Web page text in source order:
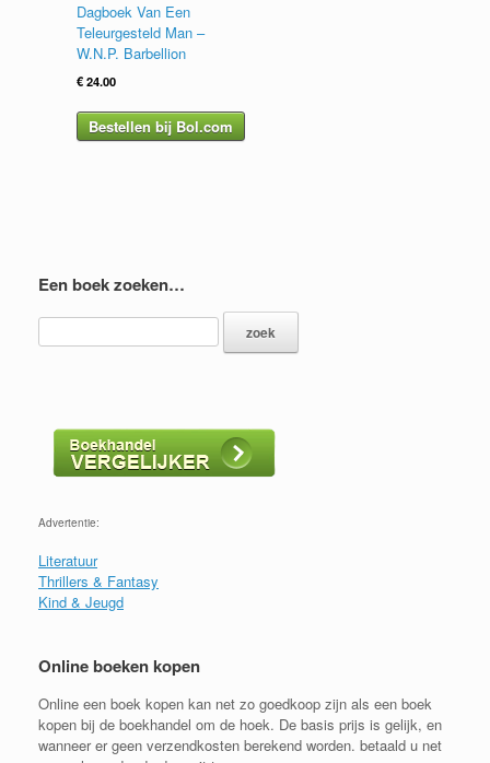
Dagboek Van Een
Teleurgesteld Man –
W.N.P. Barbellion
€24.00
Bestellen bij Bol.com
Een boek zoeken…
Advertentie:
Literatuur
Thrillers & Fantasy
Kind & Jeugd
Online boeken kopen
Online een boek kopen kan net zo goedkoop zijn als een boek
kopen bij de boekhandel om de hoek. De basis prijs is gelijk, en
wanneer er geen verzendkosten berekend worden. betaald u net